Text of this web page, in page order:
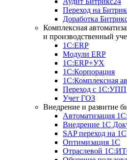
Переход на
Доработка
Комплексная
и производственный
1С:ERP
Модули ERP
1C:ERP+УХ
1С:Корпорация
1С:Комплексная
Переход с 1С:УПП
Учет ГОЗ
Внедрение и развитие
Автоматизация
Внедрение 1С
SAP переход на 1С
Оптимизация 1С
Отраслевой